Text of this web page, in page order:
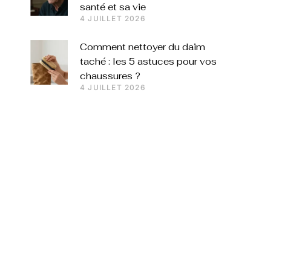
santé et sa vie
4 JUILLET 2026
Comment nettoyer du daim
taché : les 5 astuces pour vos
chaussures ?
4 JUILLET 2026